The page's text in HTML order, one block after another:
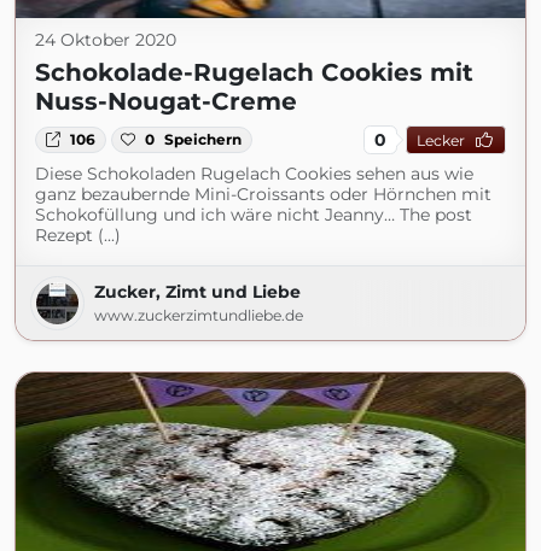
24 Oktober 2020
Schokolade-Rugelach Cookies mit
Nuss-Nougat-Creme
106 0 Speichern 0 Lecker
Diese Schokoladen Rugelach Cookies sehen aus wie
ganz bezaubernde Mini-Croissants oder Hörnchen mit
Schokofüllung und ich wäre nicht Jeanny… The post
Rezept (...)
Zucker, Zimt und Liebe
www.zuckerzimtundliebe.de